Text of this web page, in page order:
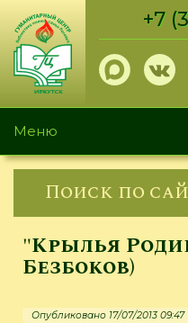
Перейти
основному
содержанию
+7
Меню
Поиск по
"Крылья
Безбоков)
Опубликовано 17/07/2013 09:47